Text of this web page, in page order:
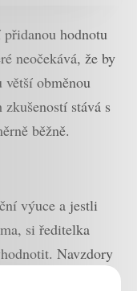
hodnotu
neočekává, že by
obměnou
stává s
běžně.
výuce a jestli
si ředitelka
Navzdory
dostupné i pro